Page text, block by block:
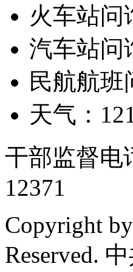
火车站问
汽车站问
民航航班
天气：
干部监督电
12371
Copyright
Reserved.